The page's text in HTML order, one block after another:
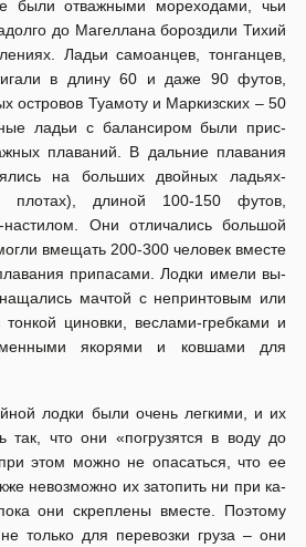
были отважными мореходами, чьи
до Магеллана бороздили Тихий
Ладьи самоанцев, тонганцев,
в длину 60 и даже 90 футов,
островов Туамоту и Мар­кизских – 50
ладьи с балансиром были прис­
плаваний. В дальние плавания
на больших двойных ладьях-
пло­тах), длиной 100-150 футов,
настилом. Они отличались большой
вмещать 200-300 чело­век вместе
припасами. Лодки имели вы­
мачтой с непринтовым или
циновки, веслами-гребками и
якорями и ковшами для
лодки были очень легкими, и их
так, что они «погрузятся в воду до
этом можно не опасаться, что ее
невозможно их затопить ни при ка­
они скреплены вместе. Поэтому
только для перевозки груза – они